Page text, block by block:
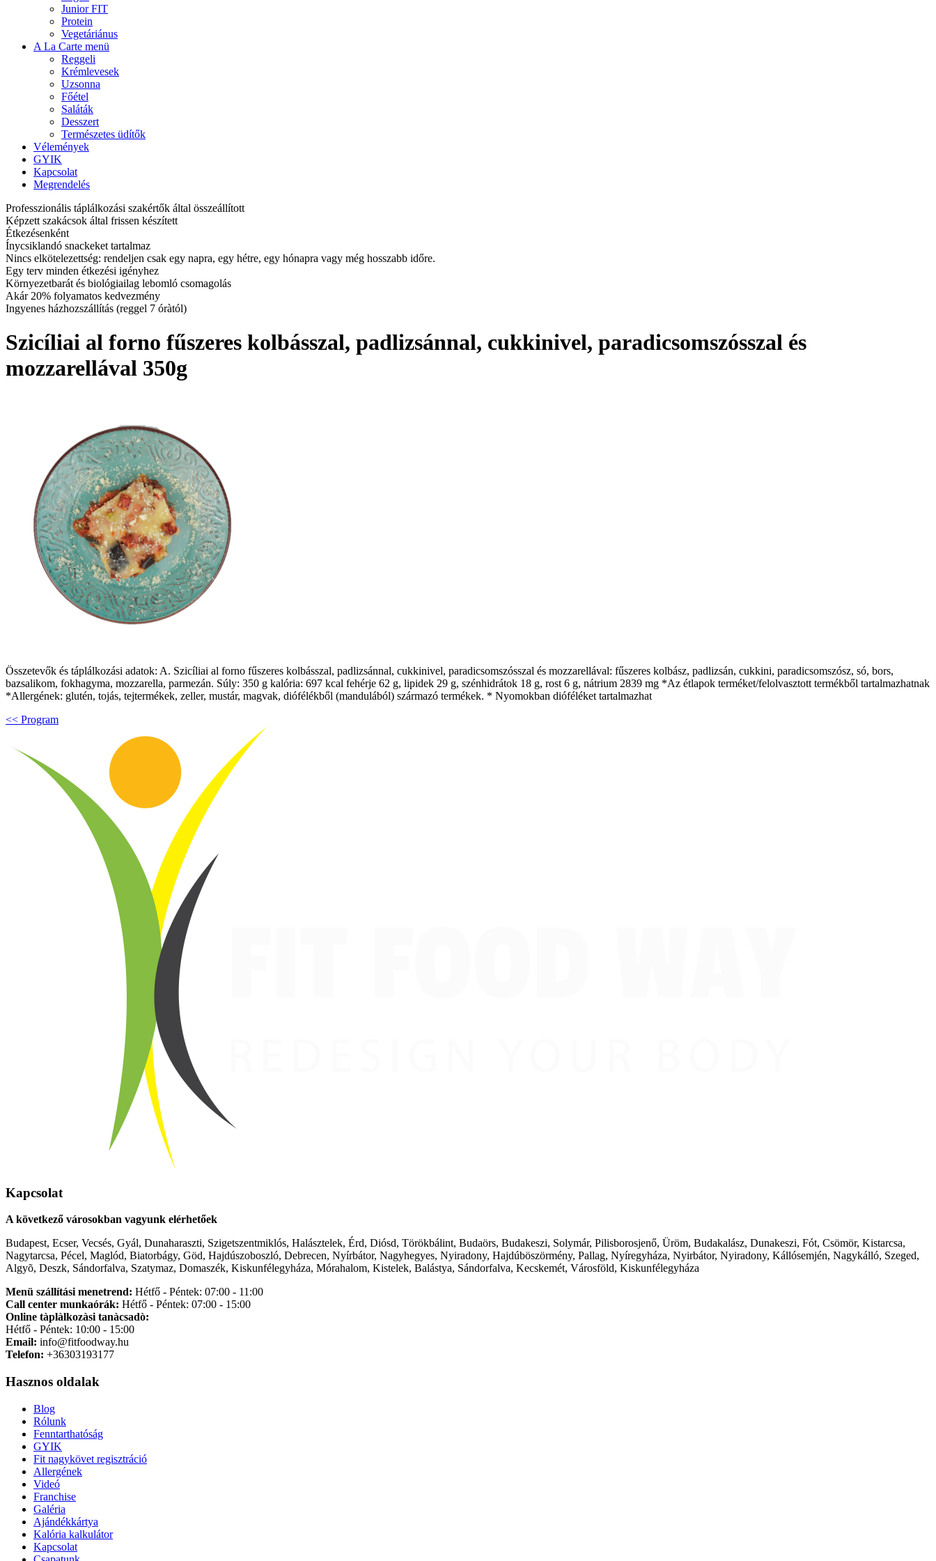
Junior FIT
Protein
Vegetáriánus
A La Carte menü
Reggeli
Krémlevesek
Uzsonna
Főétel
Saláták
Desszert
Természetes üdítők
Vélemények
GYIK
Kapcsolat
Megrendelés
Professzionális táplálkozási szakértők által összeállított
Képzett szakácsok által frissen készített
Étkezésenként
Ínycsiklandó snackeket tartalmaz
Nincs elkötelezettség: rendeljen csak egy napra, egy hétre, egy hónapra vagy még hosszabb időre.
Egy terv minden étkezési igényhez
Környezetbarát és biológiailag lebomló csomagolás
Akár 20% folyamatos kedvezmény
Ingyenes házhozszállítás (reggel 7 óràtól)
Szicíliai al forno fűszeres kolbásszal, padlizsánnal, cukkinivel, paradicsomszósszal és
mozzarellával 350g
Összetevők és táplálkozási adatok: A. Szicíliai al forno fűszeres kolbásszal, padlizsánnal, cukkinivel, paradicsomszósszal és mozzarellával: fűszeres kolbász, padlizsán, cukkini, paradicsomszósz, só, bors,
bazsalikom, fokhagyma, mozzarella, parmezán. Súly: 350 g kalória: 697 kcal fehérje 62 g, lipidek 29 g, szénhidrátok 18 g, rost 6 g, nátrium 2839 mg *Az étlapok terméket/felolvasztott termékből tartalmazhatnak
*Allergének: glutén, tojás, tejtermékek, zeller, mustár, magvak, diófélékből (mandulából) származó termékek. * Nyomokban dióféléket tartalmazhat
<< Program
Kapcsolat
A következő városokban vagyunk elérhetőek
Budapest, Ecser, Vecsés, Gyál, Dunaharaszti, Szigetszentmiklós, Halásztelek, Érd, Diósd, Törökbálint, Budaörs, Budakeszi, Solymár, Pilisborosjenő, Üröm, Budakalász, Dunakeszi, Fót, Csömör, Kistarcsa,
Nagytarcsa, Pécel, Maglód, Biatorbágy, Göd, Hajdúszoboszló, Debrecen, Nyírbátor, Nagyhegyes, Nyiradony, Hajdúböszörmény, Pallag, Nyíregyháza, Nyirbátor, Nyiradony, Kállósemjén, Nagykálló, Szeged,
Algyõ, Deszk, Sándorfalva, Szatymaz, Domaszék, Kiskunfélegyháza, Mórahalom, Kistelek, Balástya, Sándorfalva, Kecskemét, Városföld, Kiskunfélegyháza
Menü szállítási menetrend: Hétfő - Péntek: 07:00 - 11:00
Call center munkaórák: Hétfő - Péntek: 07:00 - 15:00
Online tàplàlkozàsi tanàcsadò:
Hétfő - Péntek: 10:00 - 15:00
Email: info@fitfoodway.hu
Telefon: +36303193177
Hasznos oldalak
Blog
Rólunk
Fenntarthatóság
GYIK
Fit nagykövet regisztráció
Allergének
Videó
Franchise
Galéria
Ajándékkártya
Kalória kalkulátor
Kapcsolat